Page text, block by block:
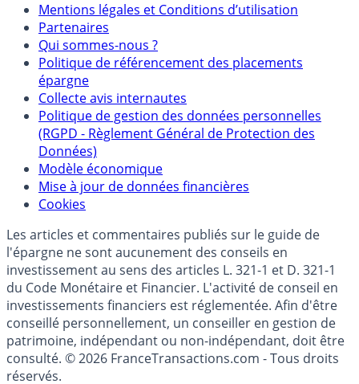
Mentions légales et Conditions d’utilisation
Partenaires
Qui sommes-nous ?
Politique de référencement des placements
épargne
Collecte avis internautes
Politique de gestion des données personnelles
(RGPD - Règlement Général de Protection des
Données)
Modèle économique
Mise à jour de données financières
Cookies
Les articles et commentaires publiés sur le guide de
l'épargne ne sont aucunement des conseils en
investissement au sens des articles L. 321-1 et D. 321-1
du Code Monétaire et Financier. L'activité de conseil en
investissements financiers est réglementée. Afin d'être
conseillé personnellement, un conseiller en gestion de
patrimoine, indépendant ou non-indépendant, doit être
consulté. © 2026 FranceTransactions.com - Tous droits
réservés.